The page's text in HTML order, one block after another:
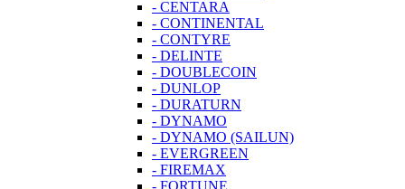
- CENTARA
- CONTINENTAL
- CONTYRE
- DELINTE
- DOUBLECOIN
- DUNLOP
- DURATURN
- DYNAMO
- DYNAMO (SAILUN)
- EVERGREEN
- FIREMAX
- FORTUNE